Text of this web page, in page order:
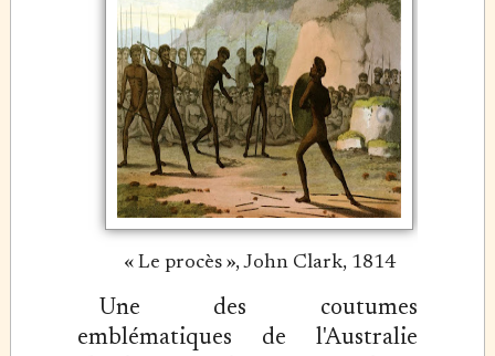
« Le procès », John Clark, 1814
Une des coutumes
emblématiques de l'Australie